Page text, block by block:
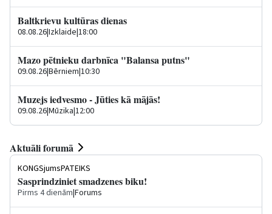
Baltkrievu kultūras dienas
08.08.26|Izklaide|18:00
Mazo pētnieku darbnīca "Balansa putns"
09.08.26|Bērniem|10:30
Muzejs iedvesmo - Jūties kā mājās!
09.08.26|Mūzika|12:00
Aktuāli forumā
KONGSjumsPATEIKS
Sasprindziniet smadzenes biku!
Pirms 4 dienām|Forums